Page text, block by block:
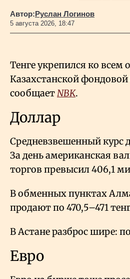
Автор:Руслан Логинов
5 августа 2026, 18:47
Тенге укрепился ко
Казахстанской
сообщаетNBK.
Доллар
Средневзвешенный курс
За день американская
торгов превысил 406,1
В обменных пунктах
продают по 470,5–471
В Астане разброс шире:
Евро